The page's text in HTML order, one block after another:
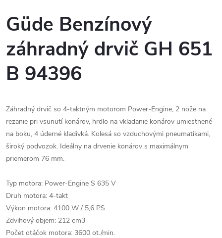
Güde Benzínový
záhradný drvič GH 651
B 94396
Záhradný drvič so 4-taktným motorom Power-Engine, 2 nože na
rezanie pri vsunutí konárov, hrdlo na vkladanie konárov umiestnené
na boku, 4 úderné kladivká. Kolesá so vzduchovými pneumatikami,
široký podvozok. Ideálny na drvenie konárov s maximálnym
priemerom 76 mm.
Typ motora: Power-Engine S 635 V
Druh motora: 4-takt
Výkon motora: 4100 W / 5,6 PS
Zdvihový objem: 212 cm3
Počet otáčok motora: 3600 ot./min.